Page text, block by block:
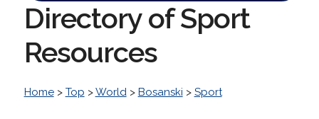
Directory of Sport
Resources
Home> Top >World> Bosanski > Sport